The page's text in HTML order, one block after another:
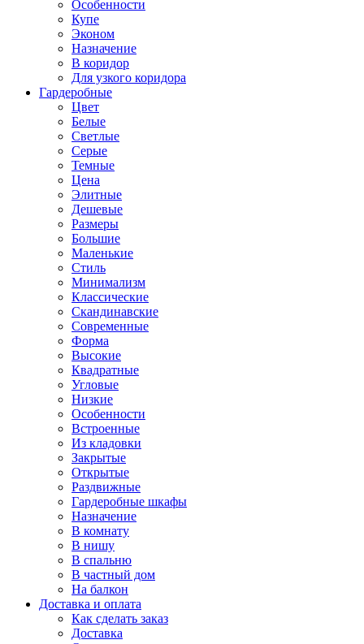
Особенности
Купе
Эконом
Назначение
В коридор
Для узкого коридора
Гардеробные
Цвет
Белые
Светлые
Серые
Темные
Цена
Элитные
Дешевые
Размеры
Большие
Маленькие
Стиль
Минимализм
Классические
Скандинавские
Современные
Форма
Высокие
Квадратные
Угловые
Низкие
Особенности
Встроенные
Из кладовки
Закрытые
Открытые
Раздвижные
Гардеробные шкафы
Назначение
В комнату
В нишу
В спальню
В частный дом
На балкон
Доставка и оплата
Как сделать заказ
Доставка